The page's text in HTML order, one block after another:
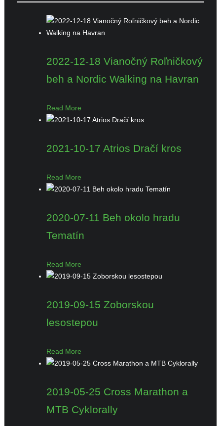
2022-12-18 Vianočný Roľničkový
beh a Nordic Walking na Havran
Read More
2021-10-17 Atrios Dračí kros
Read More
2020-07-11 Beh okolo hradu
Tematín
Read More
2019-09-15 Zoborskou
lesostepou
Read More
2019-05-25 Cross Marathon a
MTB Cyklorally